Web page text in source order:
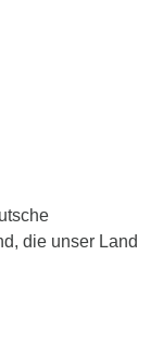
die unser Land